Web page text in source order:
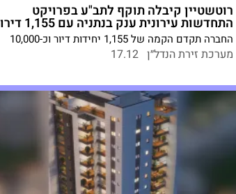
רוטשטיין קיבלה תוקף לתב"ע בפרויקט
התחדשות עירונית ענק בנתניה עם 1,155 דירות
החברה תקדם הקמה של 1,155 יחידות דיור וכ-10,000
מ"ר שטחי מסחר ותעסוקה בקריית נורדאו
מערכת זירת הנדל״ן 17.12